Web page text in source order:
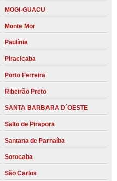
MOGI-GUACU
Monte Mor
Paulínia
Piracicaba
Porto Ferreira
Ribeirão Preto
SANTA BARBARA D´OESTE
Salto de Pirapora
Santana de Parnaíba
Sorocaba
São Carlos